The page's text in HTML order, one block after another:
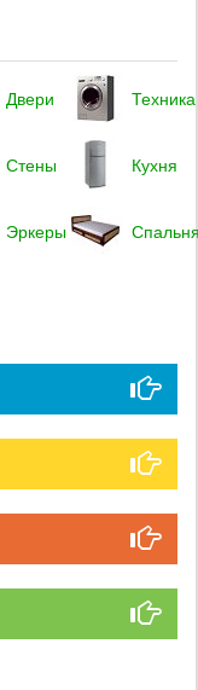
Двери Техника
Стены Кухня
Эркеры